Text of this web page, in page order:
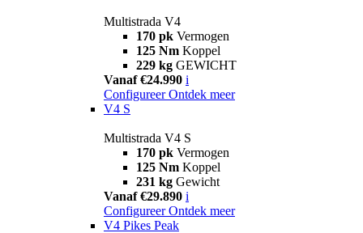
Multistrada V4
170 pk Vermogen
125 Nm Koppel
229 kg GEWICHT
Vanaf €24.990 i
Configureer Ontdek meer
V4 S
Multistrada V4 S
170 pk Vermogen
125 Nm Koppel
231 kg Gewicht
Vanaf €29.890 i
Configureer Ontdek meer
V4 Pikes Peak